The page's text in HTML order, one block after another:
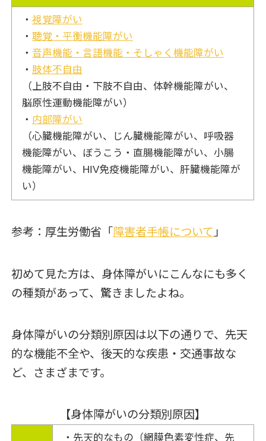
・ 視覚障がい
・ 聴覚・平衡機能障がい
・ 音声機能・言語機能・そしゃく機能障がい
・ 肢体不自由
（上肢不自由・下肢不自由、体幹機能障がい、
脳原性運動機能障がい）
・ 内部障がい
（心臓機能障がい、じん臓機能障がい、呼吸器
機能障がい、ぼうこう・直腸機能障がい、小腸
機能障がい、HIV免疫機能障がい、肝臓機能障が
い）
参考：厚生労働省「 障害者手帳について」
初めて見た方は、身体障がいにこんなにも多く
の種類があって、驚きましたよね。
身体障がいの分類別原因は以下の通りで、先天
的な機能不全や、後天的な疾患・交通事故な
ど、さまざまです。
【身体障がいの分類別原因】
・先天的なもの（網膜色素変性症、先